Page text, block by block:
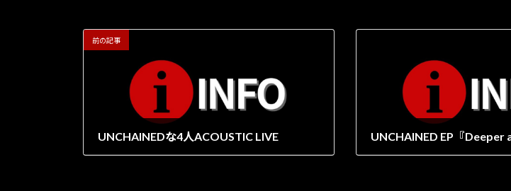
前の記事
UNCHAINEDな4人ACOUSTIC LIVE